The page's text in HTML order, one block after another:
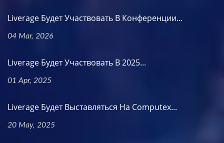
Liverage Будет Участвовать В Конференции...
04 Mar, 2026
Liverage Будет Участвовать В 2025...
01 Apr, 2025
Liverage Будет Выставляться На Computex...
20 May, 2025